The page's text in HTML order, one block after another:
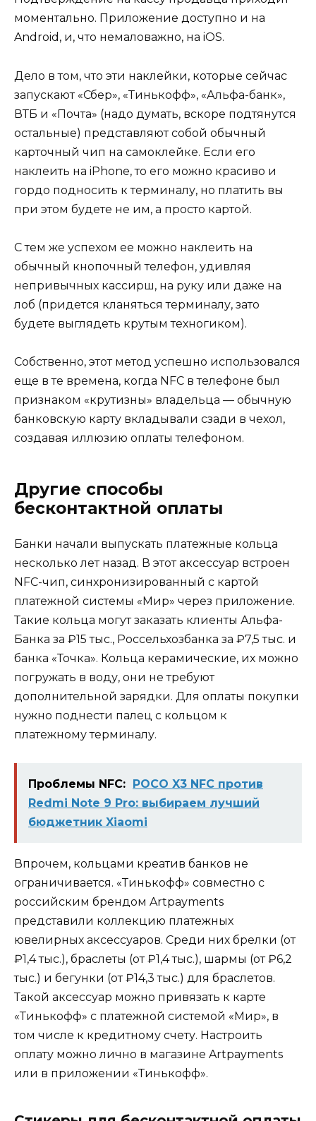
моментально. Приложение доступно и на
Android, и, что немаловажно, на iOS.
Дело в том, что эти наклейки, которые сейчас
запускают «Сбер», «Тинькофф», «Альфа-банк»,
ВТБ и «Почта» (надо думать, вскоре подтянутся
остальные) представляют собой обычный
карточный чип на самоклейке. Если его
наклеить на iPhone, то его можно красиво и
гордо подносить к терминалу, но платить вы
при этом будете не им, а просто картой.
С тем же успехом ее можно наклеить на
обычный кнопочный телефон, удивляя
непривычных кассирш, на руку или даже на
лоб (придется кланяться терминалу, зато
будете выглядеть крутым техногиком).
Собственно, этот метод успешно использовался
еще в те времена, когда NFC в телефоне был
признаком «крутизны» владельца — обычную
банковскую карту вкладывали сзади в чехол,
создавая иллюзию оплаты телефоном.
Другие способы
бесконтактной оплаты
Банки начали выпускать платежные кольца
несколько лет назад. В этот аксессуар встроен
NFC-чип, синхронизированный с картой
платежной системы «Мир» через приложение.
Такие кольца могут заказать клиенты Альфа-
Банка за ₽15 тыс., Россельхозбанка за ₽7,5 тыс. и
банка «Точка». Кольца керамические, их можно
погружать в воду, они не требуют
дополнительной зарядки. Для оплаты покупки
нужно поднести палец с кольцом к
платежному терминалу.
Проблемы NFC: POCO X3 NFC против
Redmi Note 9 Pro: выбираем лучший
бюджетник Xiaomi
Впрочем, кольцами креатив банков не
ограничивается. «Тинькофф» совместно с
российским брендом Artpayments
представили коллекцию платежных
ювелирных аксессуаров. Среди них брелки (от
₽1,4 тыс.), браслеты (от ₽1,4 тыс.), шармы (от ₽6,2
тыс.) и бегунки (от ₽14,3 тыс.) для браслетов.
Такой аксессуар можно привязать к карте
«Тинькофф» с платежной системой «Мир», в
том числе к кредитному счету. Настроить
оплату можно лично в магазине Artpayments
или в приложении «Тинькофф».